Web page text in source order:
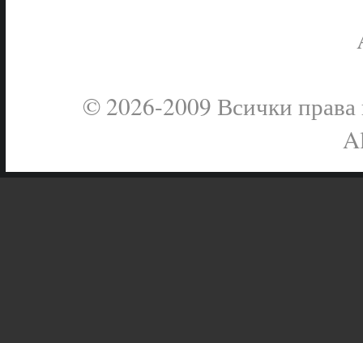
© 2026-2009 Всички права